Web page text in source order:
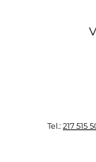
Tel.: 217 515